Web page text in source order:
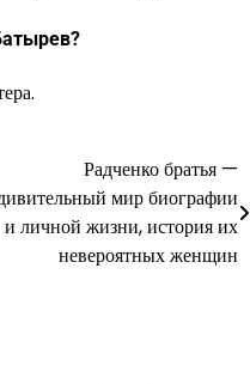
Радченко братья —
мир биографии
и личной жизни, история их
невероятных женщин